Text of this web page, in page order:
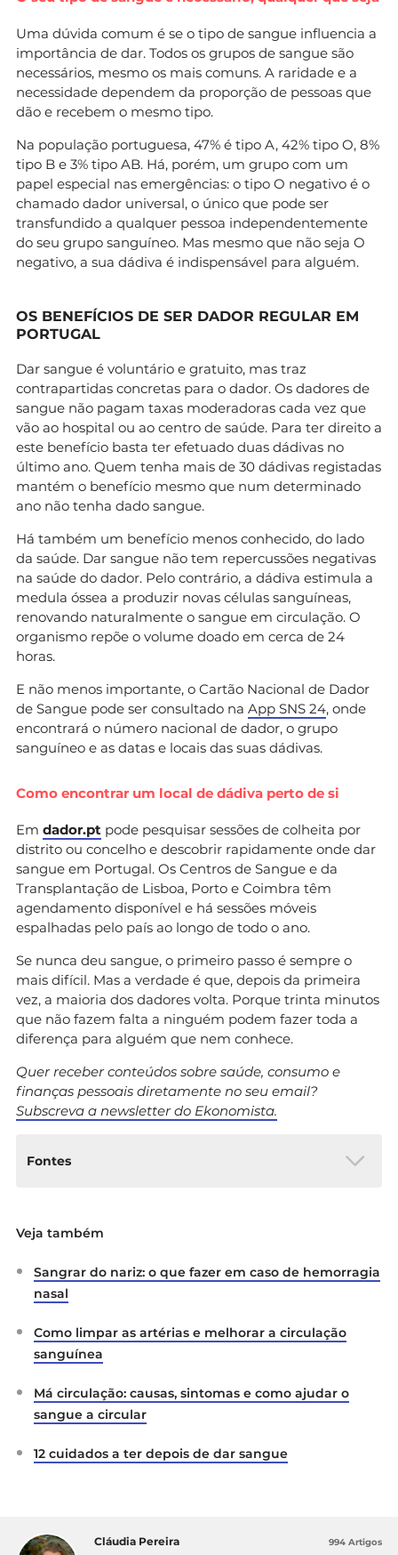
Uma dúvida comum é se o tipo de sangue influencia a
importância de dar. Todos os grupos de sangue são
necessários, mesmo os mais comuns. A raridade e a
necessidade dependem da proporção de pessoas que
dão e recebem o mesmo tipo.
Na população portuguesa, 47% é tipo A, 42% tipo O, 8%
tipo B e 3% tipo AB. Há, porém, um grupo com um
papel especial nas emergências: o tipo O negativo é o
chamado dador universal, o único que pode ser
transfundido a qualquer pessoa independentemente
do seu grupo sanguíneo. Mas mesmo que não seja O
negativo, a sua dádiva é indispensável para alguém.
OS BENEFÍCIOS DE SER DADOR REGULAR EM
PORTUGAL
Dar sangue é voluntário e gratuito, mas traz
contrapartidas concretas para o dador. Os dadores de
sangue não pagam taxas moderadoras cada vez que
vão ao hospital ou ao centro de saúde. Para ter direito a
este benefício basta ter efetuado duas dádivas no
último ano. Quem tenha mais de 30 dádivas registadas
mantém o benefício mesmo que num determinado
ano não tenha dado sangue.
Há também um benefício menos conhecido, do lado
da saúde. Dar sangue não tem repercussões negativas
na saúde do dador. Pelo contrário, a dádiva estimula a
medula óssea a produzir novas células sanguíneas,
renovando naturalmente o sangue em circulação. O
organismo repõe o volume doado em cerca de 24
horas.
E não menos importante, o Cartão Nacional de Dador
de Sangue pode ser consultado na App SNS 24, onde
encontrará o número nacional de dador, o grupo
sanguíneo e as datas e locais das suas dádivas.
Como encontrar um local de dádiva perto de si
Em dador.pt pode pesquisar sessões de colheita por
distrito ou concelho e descobrir rapidamente onde dar
sangue em Portugal. Os Centros de Sangue e da
Transplantação de Lisboa, Porto e Coimbra têm
agendamento disponível e há sessões móveis
espalhadas pelo país ao longo de todo o ano.
Se nunca deu sangue, o primeiro passo é sempre o
mais difícil. Mas a verdade é que, depois da primeira
vez, a maioria dos dadores volta. Porque trinta minutos
que não fazem falta a ninguém podem fazer toda a
diferença para alguém que nem conhece.
Quer receber conteúdos sobre saúde, consumo e
finanças pessoais diretamente no seu email?
Subscreva a newsletter do Ekonomista.
Fontes
Sangue 2026 — Uma gota de humanidade
blood-donor-day-2026
IPST, IP (2026).
necessário?
https://www.ipst.pt/index.php/pt/sangue-faqs/110
dádiva de sangue?
https://www.ipst.pt/index.php/pt/sangue-faqs/87
SNS 24 (2026).Doação de sangue.
a nível nacional.https://dador.pt
Veja também
Sangrar do nariz: o que fazer em caso de hemorragia
nasal
Como limpar as artérias e melhorar a circulação
sanguínea
Má circulação: causas, sintomas e como ajudar o
sangue a circular
12 cuidados a ter depois de dar sangue
Cláudia Pereira 994 Artigos